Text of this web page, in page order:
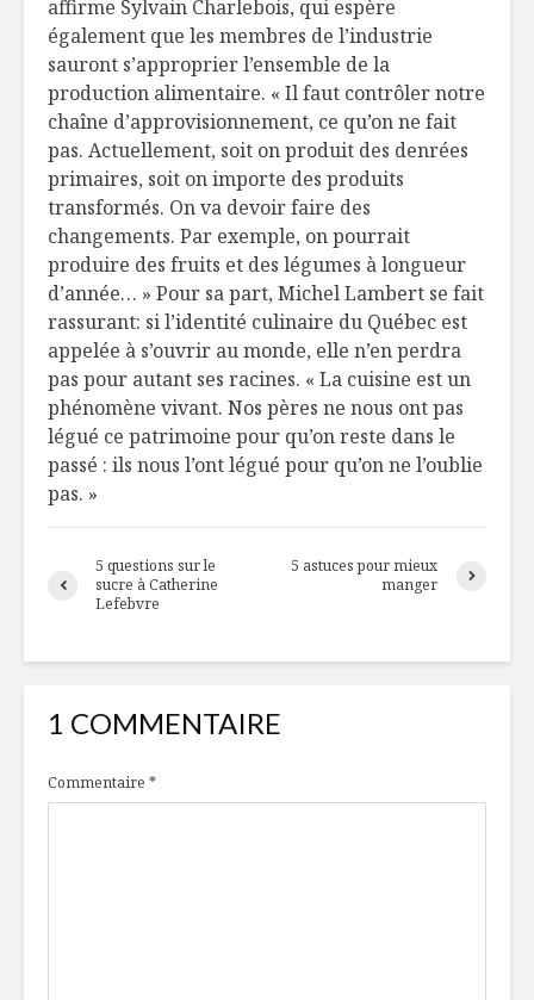
affirme Sylvain Charlebois, qui espère
également que les membres de l’industrie
sauront s’approprier l’ensemble de la
production alimentaire. « Il faut contrôler notre
chaîne d’approvisionnement, ce qu’on ne fait
pas. Actuellement, soit on produit des denrées
primaires, soit on importe des produits
transformés. On va devoir faire des
changements. Par exemple, on pourrait
produire des fruits et des légumes à longueur
d’année… » Pour sa part, Michel Lambert se fait
rassurant: si l’identité culinaire du Québec est
appelée à s’ouvrir au monde, elle n’en perdra
pas pour autant ses racines. « La cuisine est un
phénomène vivant. Nos pères ne nous ont pas
légué ce patrimoine pour qu’on reste dans le
passé : ils nous l’ont légué pour qu’on ne l’oublie
pas. »
5 questions sur le
sucre à Catherine
Lefebvre
5 astuces pour mieux
manger
1 COMMENTAIRE
Commentaire *